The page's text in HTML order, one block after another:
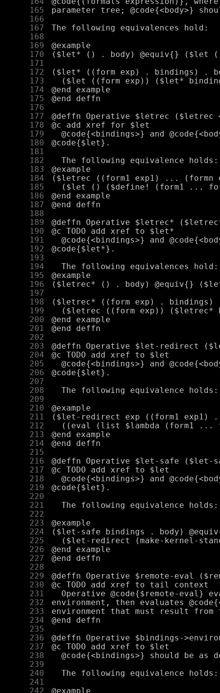
    165
    166
    167
    168
    169
    170
    171
    172
    173
    174
    175
    176
    177
    178
    179
    180
    181
    182
    183
    184
    185
    186
    187
    188
    189
    190
    191
    192
    193
    194
    195
    196
    197
    198
    199
    200
    201
    202
    203
    204
    205
    206
    207
    208
    209
    210
    211
    212
    213
    214
    215
    216
    217
    218
    219
    220
    221
    222
    223
    224
    225
    226
    227
    228
    229
    230
    231
    232
    233
    234
    235
    236
    237
    238
    239
    240
    241
    242